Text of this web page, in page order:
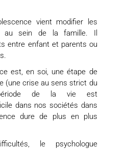
vient modifier les
au sein de la famille. Il
entre enfant et parents ou
est, en soi, une étape de
(une crise au sens strict du
de la vie est
dans nos sociétés dans
dure de plus en plus
le psychologue